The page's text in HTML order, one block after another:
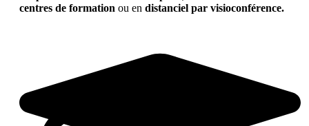
centres de formation ou en distanciel par visioconférence.